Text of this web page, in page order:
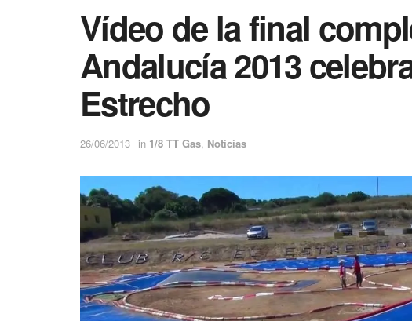
Vídeo de la final
Andalucía 2013
Estrecho
26/06/2013 in 1/8 TT Gas, Noticias